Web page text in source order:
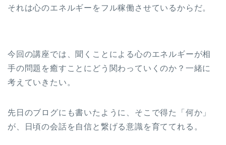
それは心のエネルギーをフル稼働させているからだ。
今回の講座では、聞くことによる心のエネルギーが相
手の問題を癒すことにどう関わっていくのか？一緒に
考えていきたい。
先日のブログにも書いたように、そこで得た「何か」
が、日頃の会話を自信と繋げる意識を育ててれる。